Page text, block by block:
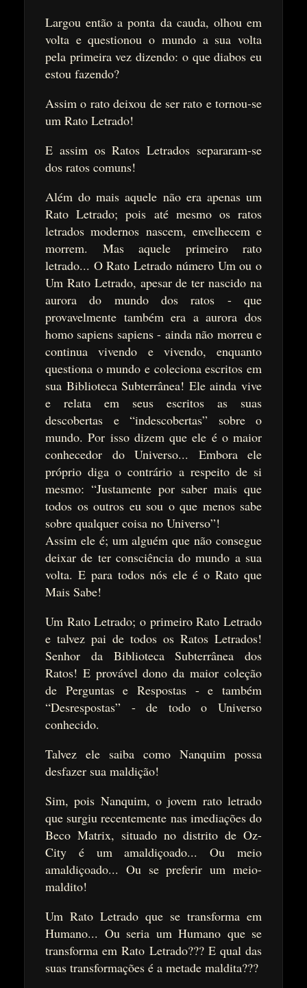
Largou então a ponta da cauda, olhou em
volta e questionou o mundo a sua volta
pela primeira vez dizendo: o que diabos eu
estou fazendo?
Assim o rato deixou de ser rato e tornou-se
um Rato Letrado!
E assim os Ratos Letrados separaram-se
dos ratos comuns!
Além do mais aquele não era apenas um
Rato Letrado; pois até mesmo os ratos
letrados modernos nascem, envelhecem e
morrem. Mas aquele primeiro rato
letrado... O Rato Letrado número Um ou o
Um Rato Letrado, apesar de ter nascido na
aurora do mundo dos ratos - que
provavelmente também era a aurora dos
homo sapiens sapiens - ainda não morreu e
continua vivendo e vivendo, enquanto
questiona o mundo e coleciona escritos em
sua Biblioteca Subterrânea! Ele ainda vive
e relata em seus escritos as suas
descobertas e “indescobertas” sobre o
mundo. Por isso dizem que ele é o maior
conhecedor do Universo... Embora ele
próprio diga o contrário a respeito de si
mesmo: “Justamente por saber mais que
todos os outros eu sou o que menos sabe
sobre qualquer coisa no Universo”!
Assim ele é; um alguém que não consegue
deixar de ter consciência do mundo a sua
volta. E para todos nós ele é o Rato que
Mais Sabe!
Um Rato Letrado; o primeiro Rato Letrado
e talvez pai de todos os Ratos Letrados!
Senhor da Biblioteca Subterrânea dos
Ratos! E provável dono da maior coleção
de Perguntas e Respostas - e também
“Desrespostas” - de todo o Universo
conhecido.
Talvez ele saiba como Nanquim possa
desfazer sua maldição!
Sim, pois Nanquim, o jovem rato letrado
que surgiu recentemente nas imediações do
Beco Matrix, situado no distrito de Oz-
City é um amaldiçoado... Ou meio
amaldiçoado... Ou se preferir um meio-
maldito!
Um Rato Letrado que se transforma em
Humano... Ou seria um Humano que se
transforma em Rato Letrado??? E qual das
suas transformações é a metade maldita???